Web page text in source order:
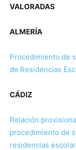
VALORADAS
ALMERÍA
Procedimiento de
de Residencias
CÁDIZ
Relación
procedimiento de
residencias